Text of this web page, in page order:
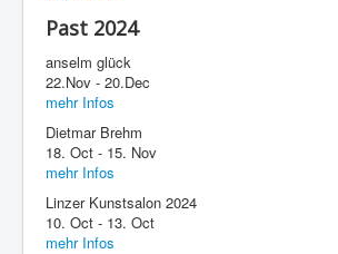
Past 2024
anselm glück
22.Nov - 20.Dec
mehr Infos
Dietmar Brehm
18. Oct - 15. Nov
mehr Infos
Linzer Kunstsalon 2024
10. Oct - 13. Oct
mehr Infos